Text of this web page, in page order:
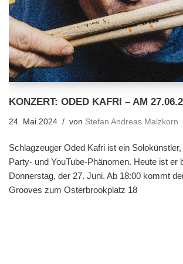
KONZERT: ODED KAFRI – AM
24. Mai 2024 von Stefan Andreas Malzkorn
Schlagzeuger Oded Kafri ist ein
Party- und YouTube-Phänomen. Heute ist er
Donnerstag, der 27. Juni. Ab 18:00 kommt
Grooves zum Osterbrookplatz 18